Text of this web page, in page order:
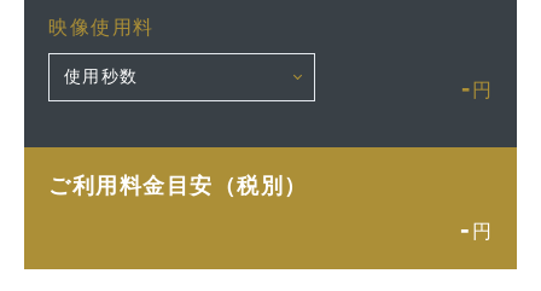
映像使用料
- 円
ご利用料金目安（税別）
- 円